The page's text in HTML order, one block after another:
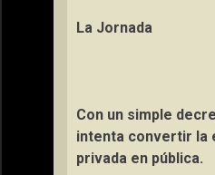
La Jornada
Con un simple
intenta convertir la
privada en pública.